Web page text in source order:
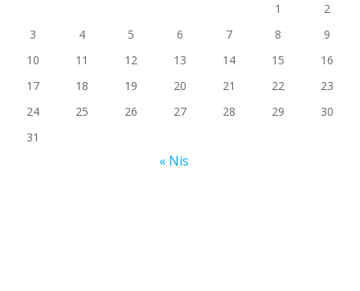
1
2
3
4 5 6 7 8
9
10
11 12 13 14 15
16
17
18 19 20 21 22
23
24
25 26 27 28 29
30
31
« Nis